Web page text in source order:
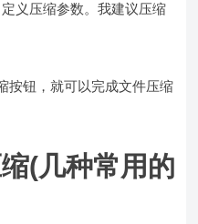
义压缩参数。我建议压缩
按钮，就可以完成文件压缩
(几种常用的